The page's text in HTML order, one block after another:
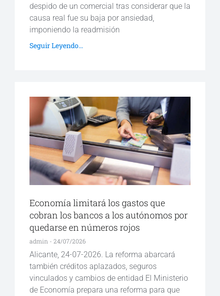
despido de un comercial tras considerar que la
causa real fue su baja por ansiedad,
imponiendo la readmisión
Seguir Leyendo...
Economía limitará los gastos que
cobran los bancos a los autónomos por
quedarse en números rojos
admin 24/07/2026
Alicante, 24-07-2026. La reforma abarcará
también créditos aplazados, seguros
vinculados y cambios de entidad El Ministerio
de Economía prepara una reforma para que